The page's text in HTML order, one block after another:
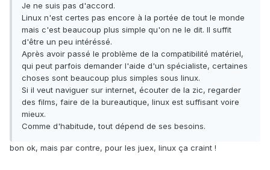
Je ne suis pas d'accord.
Linux n'est certes pas encore à la portée de tout le monde
mais c'est beaucoup plus simple qu'on ne le dit. Il suffit
d'être un peu intéréssé.
Après avoir passé le problème de la compatibilité matériel,
qui peut parfois demander l'aide d'un spécialiste, certaines
choses sont beaucoup plus simples sous linux.
Si il veut naviguer sur internet, écouter de la zic, regarder
des films, faire de la bureautique, linux est suffisant voire
mieux.
Comme d'habitude, tout dépend de ses besoins.
bon ok, mais par contre, pour les juex, linux ça craint !